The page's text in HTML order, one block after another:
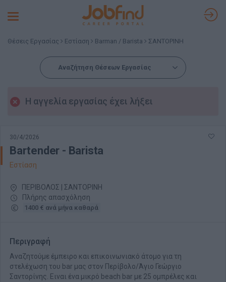
Toggle
Θέσεις Εργασίας Εστίαση Barman / Barista ΣΑΝΤΟΡΙΝΗ
Αναζήτηση Θέσεων Εργασίας
Η αγγελία εργασίας έχει λήξει
30/4/2026
Bartender - Barista
Εστίαση
ΠΕΡΙΒΟΛΟΣ | ΣΑΝΤΟΡΙΝΗ
Πλήρης απασχόληση
1400 € ανά μήνα καθαρά
Περιγραφή
Αναζητούμε έμπειρο και επικοινωνιακό άτομο για τη
στελέχωση του bar μας στον Περίβολο/Άγιο Γεώργιο
Σαντορίνης. Eιναι ένα μικρό beach bar με 25 ομπρέλες και